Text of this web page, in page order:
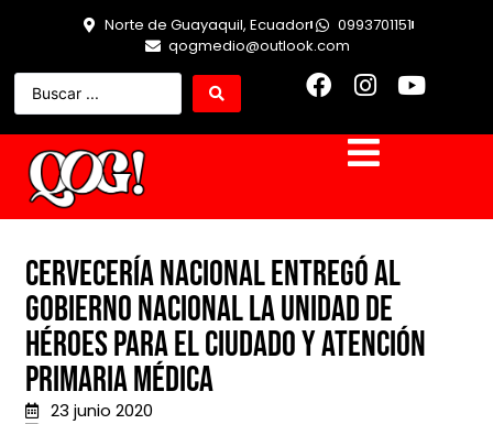
Norte de Guayaquil, Ecuador
0993701151
qogmedio@outlook.com
Cervecería Nacional entregó al
gobierno nacional la Unidad de
Héroes para el ciudado y atención
primaria médica
23 junio 2020